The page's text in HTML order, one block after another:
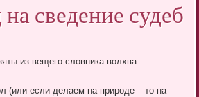
сведение судеб
из вещего словника волхва
(или если делаем на природе – то на